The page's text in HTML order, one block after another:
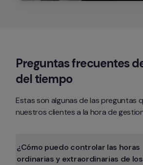
Preguntas frecuentes
del tiempo
Estas son algunas de las preguntas
nuestros clientes a la hora de
¿Cómo puedo controlar las horas
ordinarias y extraordinarias de los